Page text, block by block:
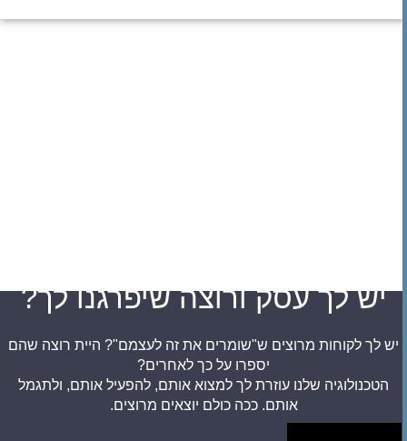
יש לך עסק ורוצה שיפרגנו לך?
יש לך לקוחות מרוצים ש"שומרים את זה לעצמם"? היית רוצה שהם
יספרו על כך לאחרים?
הטכנולוגיה שלנו עוזרת לך למצוא אותם, להפעיל אותם, ולתגמל
אותם. ככה כולם יוצאים מרוצים.